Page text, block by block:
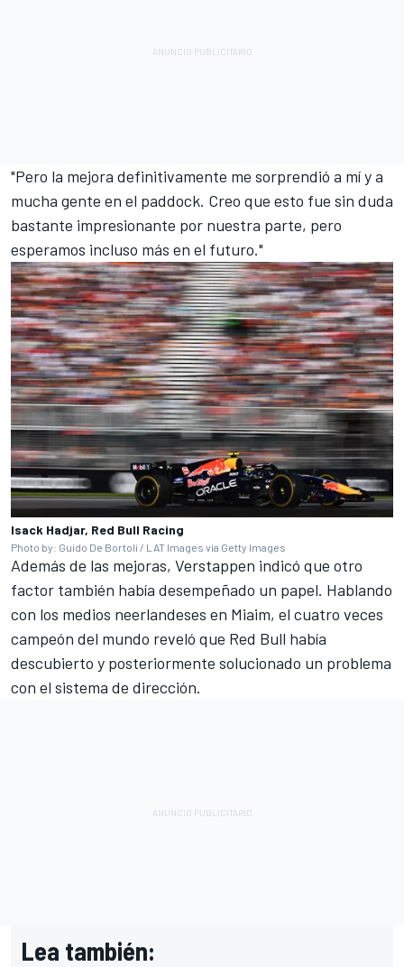
"Pero la mejora definitivamente me sorprendió a mí y a
mucha gente en el paddock. Creo que esto fue sin duda
bastante impresionante por nuestra parte, pero
esperamos incluso más en el futuro."
Isack Hadjar, Red Bull Racing
Photo by: Guido De Bortoli / LAT Images via Getty Images
Además de las mejoras, Verstappen indicó que otro
factor también había desempeñado un papel. Hablando
con los medios neerlandeses en Miaim, el cuatro veces
campeón del mundo reveló que Red Bull había
descubierto y posteriormente solucionado un problema
con el sistema de dirección.
Lea también: